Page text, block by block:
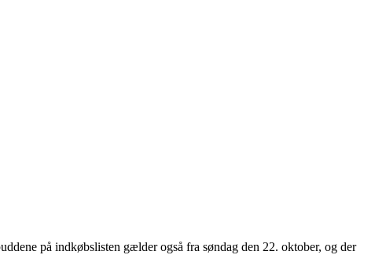
på indkøbslisten gælder også fra søndag den 22. oktober, og der